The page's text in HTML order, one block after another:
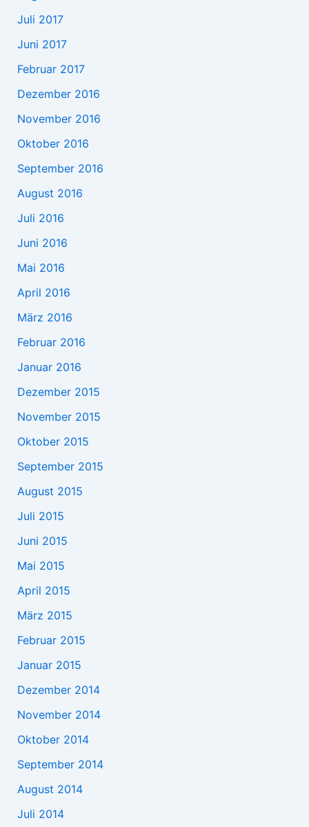
Juli 2017
Juni 2017
Februar 2017
Dezember 2016
November 2016
Oktober 2016
September 2016
August 2016
Juli 2016
Juni 2016
Mai 2016
April 2016
März 2016
Februar 2016
Januar 2016
Dezember 2015
November 2015
Oktober 2015
September 2015
August 2015
Juli 2015
Juni 2015
Mai 2015
April 2015
März 2015
Februar 2015
Januar 2015
Dezember 2014
November 2014
Oktober 2014
September 2014
August 2014
Juli 2014